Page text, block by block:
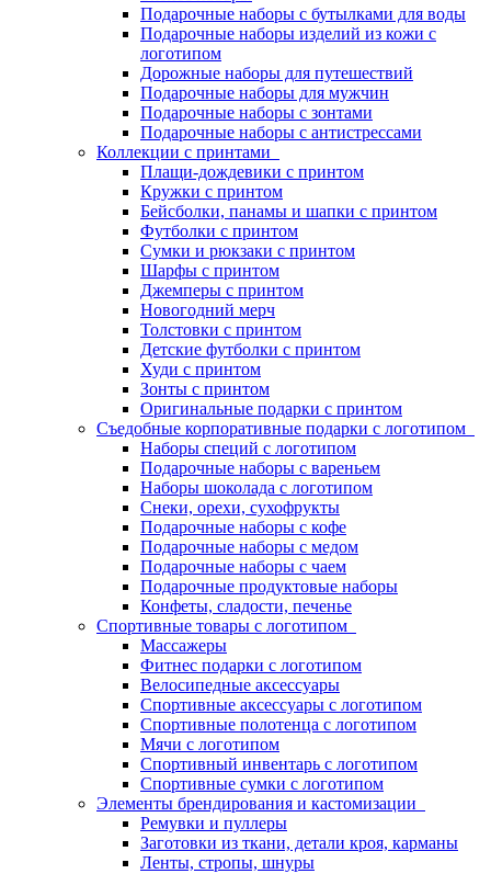
Подарочные наборы с бутылками для воды
Подарочные наборы изделий из кожи с
логотипом
Дорожные наборы для путешествий
Подарочные наборы для мужчин
Подарочные наборы с зонтами
Подарочные наборы с антистрессами
Коллекции с принтами
Плащи-дождевики с принтом
Кружки с принтом
Бейсболки, панамы и шапки с принтом
Футболки с принтом
Сумки и рюкзаки с принтом
Шарфы с принтом
Джемперы с принтом
Новогодний мерч
Толстовки с принтом
Детские футболки с принтом
Худи с принтом
Зонты с принтом
Оригинальные подарки с принтом
Съедобные корпоративные подарки с логотипом
Наборы специй с логотипом
Подарочные наборы с вареньем
Наборы шоколада с логотипом
Снеки, орехи, сухофрукты
Подарочные наборы с кофе
Подарочные наборы с медом
Подарочные наборы с чаем
Подарочные продуктовые наборы
Конфеты, сладости, печенье
Спортивные товары с логотипом
Массажеры
Фитнес подарки с логотипом
Велосипедные аксессуары
Спортивные аксессуары с логотипом
Спортивные полотенца с логотипом
Мячи с логотипом
Спортивный инвентарь с логотипом
Спортивные сумки с логотипом
Элементы брендирования и кастомизации
Ремувки и пуллеры
Заготовки из ткани, детали кроя, карманы
Ленты, стропы, шнуры